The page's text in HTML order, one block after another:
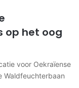
op het oog
voor Oekraïense
Waldfeuchterbaan